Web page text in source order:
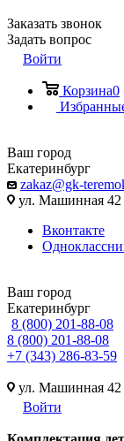
Заказать звонок
Задать вопрос
Войти
Корзина0
Ваш город
Екатеринбург
zakaz@gk-
ул. Машинная
Вконтакте
Ваш город
Екатеринбург
8 (800) 201-88-08
8 (800) 201-88-08
+7 (343) 286-83-59
ул. Машинная
Войти